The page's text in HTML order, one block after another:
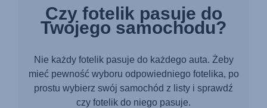
Czy fotelik pasuje do
Twojego samochodu?
Nie każdy fotelik pasuje do każdego auta. Żeby
mieć pewność wyboru odpowiedniego fotelika, po
prostu wybierz swój samochód z listy i sprawdź
czy fotelik do niego pasuje.